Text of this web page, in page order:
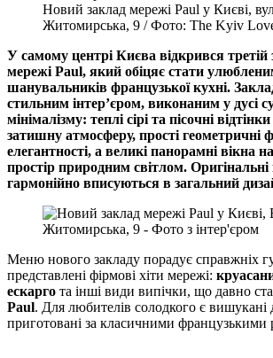
Новий заклад мережі Paul у Києві,
Житомирська, 9 / Фото: The Kyiv
У самому центрі Києва відкрився третій
мережі Paul, який обіцяє стати
шанувальників французької кухні.
стильним інтер’єром, виконаним у дусі
мінімалізму: теплі сірі та пісочні
затишну атмосферу, прості геометричні
елегантності, а великі панорамні вікна
простір природним світлом. Оригінальні
гармонійно вписуються в загальний
Меню нового закладу порадує справжніх
представлені фірмові хіти мережі:
ескарго та інші види випічки, що давно
Paul. Для любителів солодкого є вишукані
приготовані за класичними французькими